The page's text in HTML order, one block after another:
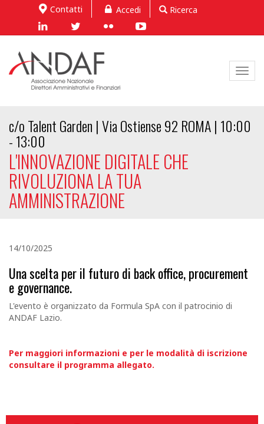
Contatti Accedi Ricerca
c/o Talent Garden | Via Ostiense 92 ROMA | 10:00
- 13:00
L'INNOVAZIONE DIGITALE CHE
RIVOLUZIONA LA TUA
AMMINISTRAZIONE
14/10/2025
Una scelta per il futuro di back office, procurement
e governance.
L'evento è organizzato da Formula SpA con il patrocinio di
ANDAF Lazio.
Per maggiori informazioni e per le modalità di iscrizione
consultare il programma allegato.